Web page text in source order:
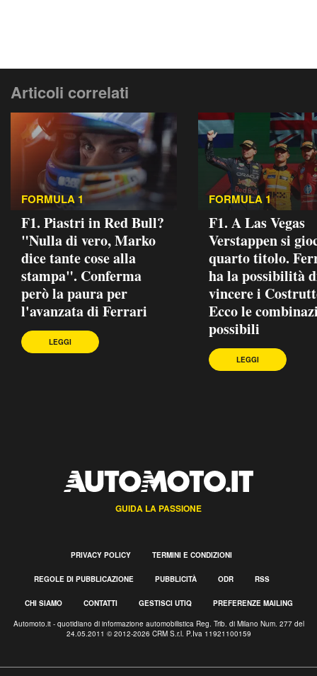
Articoli correlati
FORMULA 1
F1. Piastri in Red Bull?
"Nulla di vero, Marko
dice tante cose alla
stampa". Conferma
però la paura per
l'avanzata di Ferrari
LEGGI
FORMULA 1
F1. A Las Vegas
Verstappen si
quarto titolo.
ha la possibilità
vincere i
Ecco le
possibili
LEGGI
GUIDA LA PASSIONE
PRIVACY POLICY TERMINI E CONDIZIONI
REGOLE DI PUBBLICAZIONE PUBBLICITÀ ODR RSS
CHI SIAMO CONTATTI GESTISCI UTIQ PREFERENZE MAILING
Automoto.it - quotidiano di informazione automobilistica Reg. Trib. di Milano Num. 277 del
24.05.2011 © 2012-2026 CRM S.r.l. P.Iva 11921100159